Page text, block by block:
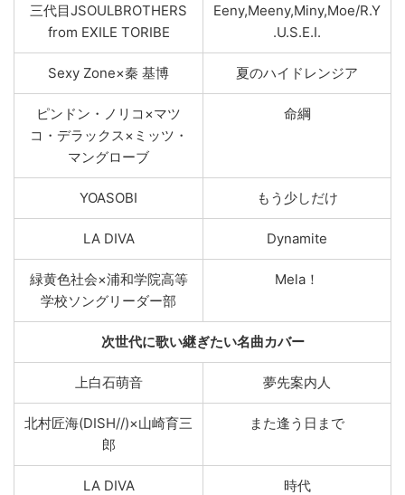
三代目JSOULBROTHERS
from EXILE TORIBE
Eeny,Meeny,Miny,Moe/R.Y
.U.S.E.I.
Sexy Zone×秦 基博 夏のハイドレンジア
ピンドン・ノリコ×マツ
コ・デラックス×ミッツ・
マングローブ
命綱
YOASOBI もう少しだけ
LA DIVA Dynamite
緑黄色社会×浦和学院高等
学校ソングリーダー部
Mela！
次世代に歌い継ぎたい名曲カバー
上白石萌音 夢先案内人
北村匠海(DISH//)×山崎育三
郎
また逢う日まで
LA DIVA 時代